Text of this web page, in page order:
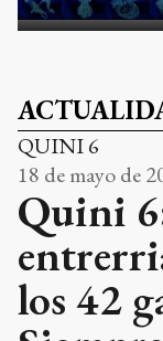
QUINI 6
18 de mayo de
Quini
los 42